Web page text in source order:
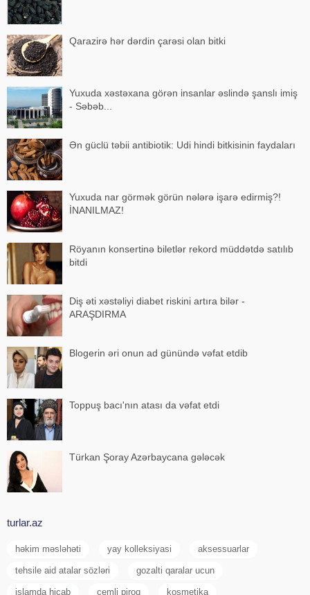
Qarazirə hər dərdin çarəsi olan bitki
Yuxuda xəstəxana görən insanlar əslində şanslı imiş
- Səbəb...
Ən güclü təbii antibiotik: Udi hindi bitkisinin faydaları
Yuxuda nar görmək görün nələrə işarə edirmiş?!
İNANILMAZ!
Röyanın konsertinə biletlər rekord müddətdə satılıb
bitdi
Diş əti xəstəliyi diabet riskini artıra bilər -
ARAŞDIRMA
Blogerin əri onun ad günündə vəfat etdib
Toppuş bacı'nın atası da vəfat etdi
Türkan Şoray Azərbaycana gələcək
turlar.az
həkim məsləhəti yay kolleksiyasi aksessuarlar
tehsile aid atalar sözləri gozalti qaralar ucun
islamda hicab cemli piroq kosmetika